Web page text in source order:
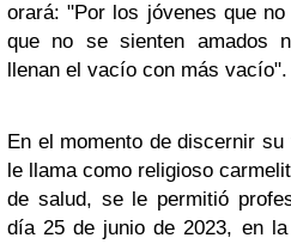
orará: "Por los jóvenes que
que no se sienten amados
llenan el vacío con más vacío".
En el momento de discernir
le llama como religioso
de salud, se le permitió
día 25 de junio de 2023, en